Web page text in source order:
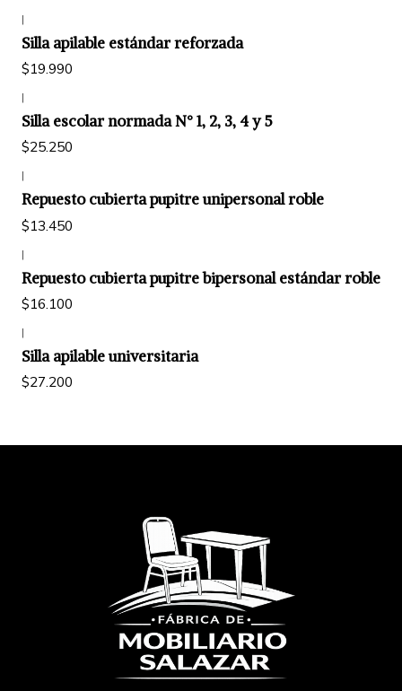
|
Silla apilable estándar reforzada
$19.990
|
Silla escolar normada N° 1, 2, 3, 4 y 5
$25.250
|
Repuesto cubierta pupitre unipersonal roble
$13.450
|
Repuesto cubierta pupitre bipersonal estándar roble
$16.100
|
Silla apilable universitaria
$27.200